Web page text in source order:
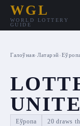
WGL
WORLD LOTTERY
GUIDE
Галоўная› Латарэй›Еўропа
Еўропа 20 draws